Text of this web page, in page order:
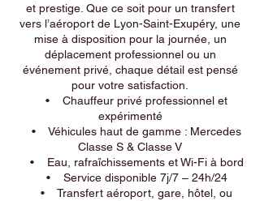
et prestige. Que ce soit pour un transfert
vers l’aéroport de Lyon-Saint-Exupéry, une
mise à disposition pour la journée, un
déplacement professionnel ou un
événement privé, chaque détail est pensé
pour votre satisfaction.
• Chauffeur privé professionnel et
expérimenté
• Véhicules haut de gamme : Mercedes
Classe S & Classe V
• Eau, rafraîchissements et Wi-Fi à bord
• Service disponible 7j/7 – 24h/24
• Transfert aéroport, gare, hôtel, ou